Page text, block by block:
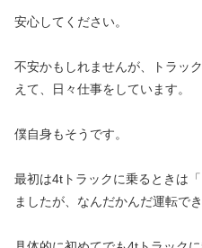
安心してください。
不安かもしれませんが、トラッ
えて、日々仕事をしています。
僕自身もそうです。
最初は4tトラックに乗るときは
ましたが、なんだかんだ運転で